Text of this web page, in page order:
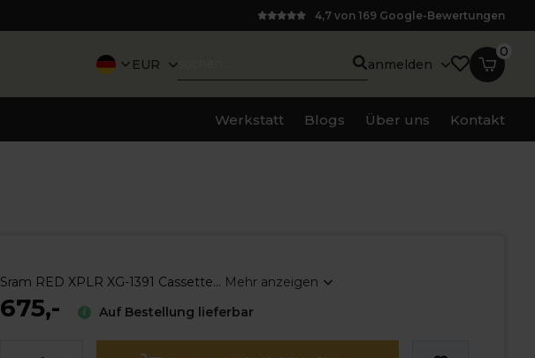
4,7 von 169 Google-Bewertungen
EUR anmelden
0
Werkstatt Blogs Über uns Kontakt
Sram RED XPLR XG-1391 Cassette... Mehr anzeigen
675,- Auf Bestellung lieferbar